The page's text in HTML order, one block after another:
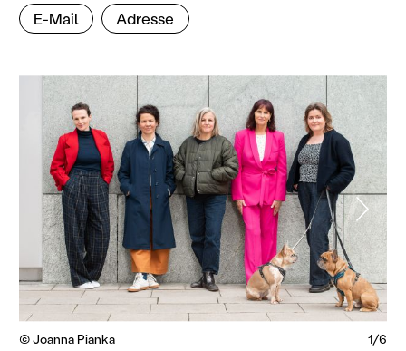
E-Mail
Adresse
© Joanna Pianka 1/6